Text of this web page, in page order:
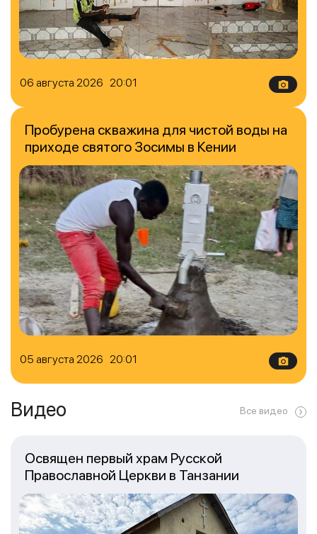
06 августа 2026 20:01
05 августа 2026 20:01
Пробурена скважина для чистой воды на
приходе святого Зосимы в Кении
Видео Все видео
Освящен первый храм Русской
Православной Церкви в Танзании